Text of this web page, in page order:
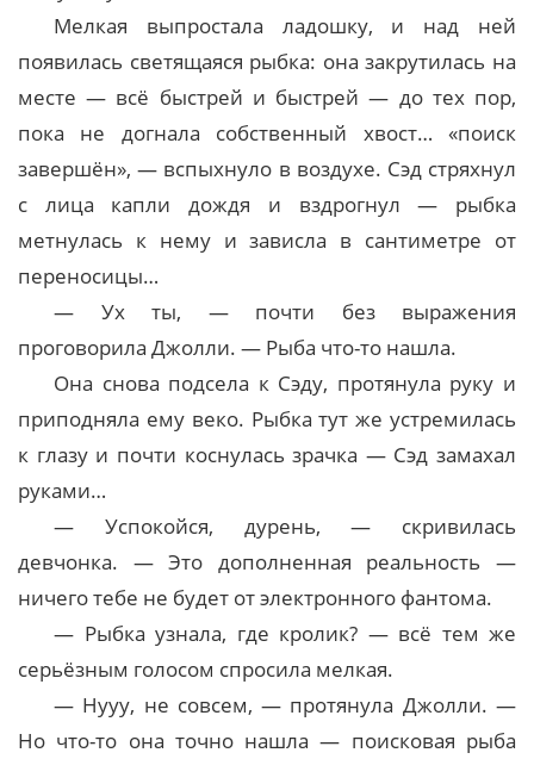
Мелкая выпростала ладошку, и над ней
появилась светящаяся рыбка: она закрутилась на
месте — всё быстрей и быстрей — до тех пор,
пока не догнала собственный хвост… «поиск
завершён», — вспыхнуло в воздухе. Сэд стряхнул
с лица капли дождя и вздрогнул — рыбка
метнулась к нему и зависла в сантиметре от
переносицы…
— Ух ты, — почти без выражения
проговорила Джолли. — Рыба что-то нашла.
Она снова подсела к Сэду, протянула руку и
приподняла ему веко. Рыбка тут же устремилась
к глазу и почти коснулась зрачка — Сэд замахал
руками…
— Успокойся, дурень, — скривилась
девчонка. — Это дополненная реальность —
ничего тебе не будет от электронного фантома.
— Рыбка узнала, где кролик? — всё тем же
серьёзным голосом спросила мелкая.
— Нууу, не совсем, — протянула Джолли. —
Но что-то она точно нашла — поисковая рыба